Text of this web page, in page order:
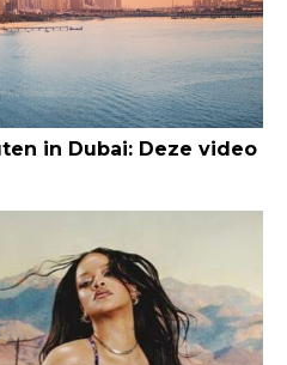
in Dubai: Deze video